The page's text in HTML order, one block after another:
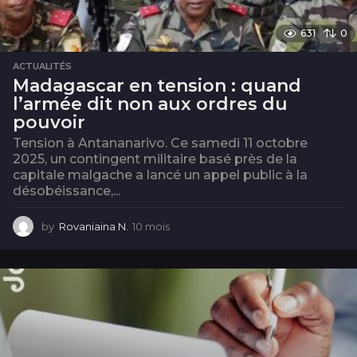
631 0
ACTUALITÉS
Madagascar en tension : quand
l’armée dit non aux ordres du
pouvoir
Tension à Antananarivo. Ce samedi 11 octobre
2025, un contingent militaire basé près de la
capitale malgache a lancé un appel public à la
désobéissance,...
by Rovaniaina N. 10 mois
o